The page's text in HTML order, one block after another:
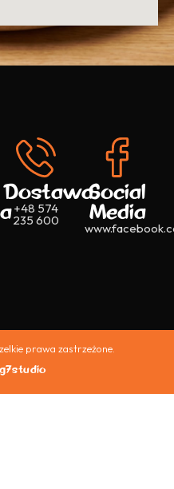
Dostawa
+48 574
235 600
Social
Media
prawa zastrzeżone.